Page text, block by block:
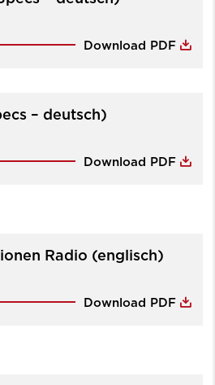
Download PDF
– deutsch)
Download PDF
Radio (englisch)
Download PDF